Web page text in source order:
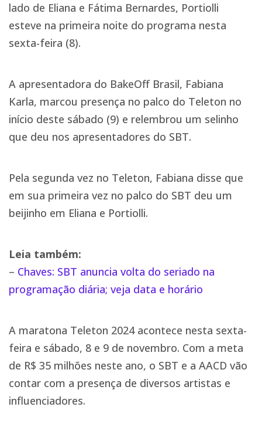
lado de Eliana e Fátima Bernardes, Portiolli
esteve na primeira noite do programa nesta
sexta-feira (8).
A apresentadora do BakeOff Brasil, Fabiana
Karla, marcou presença no palco do Teleton no
início deste sábado (9) e relembrou um selinho
que deu nos apresentadores do SBT.
Pela segunda vez no Teleton, Fabiana disse que
em sua primeira vez no palco do SBT deu um
beijinho em Eliana e Portiolli.
Leia também:
– Chaves: SBT anuncia volta do seriado na
programação diária; veja data e horário
A maratona Teleton 2024 acontece nesta sexta-
feira e sábado, 8 e 9 de novembro. Com a meta
de R$ 35 milhões neste ano, o SBT e a AACD vão
contar com a presença de diversos artistas e
influenciadores.